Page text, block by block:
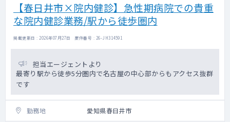
【春日井市×院内健診】急性期病院での貴重
な院内健診業務/駅から徒歩圏内
掲載更新日 : 2026年07月27日 案件番号 : 26-JH314591
担当エージェントより
最寄り駅から徒歩5分圏内で名古屋の中心部からもアクセス抜群
です
勤務地 愛知県春日井市